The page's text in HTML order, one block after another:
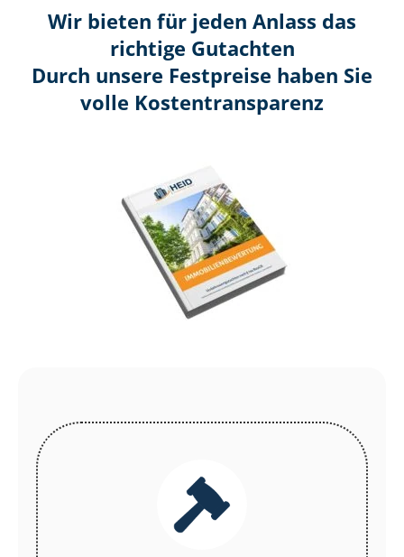
Wir bieten für jeden Anlass das
richtige Gutachten
Durch unsere Festpreise haben Sie
volle Kosten­transparenz